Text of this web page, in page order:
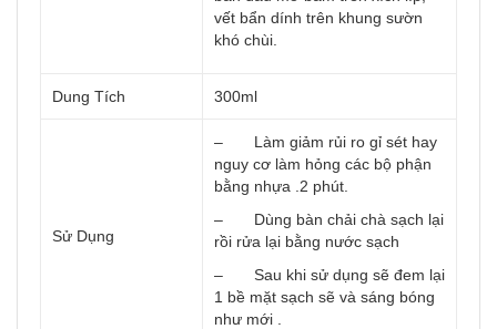
vết bẩn dính trên khung sườn
khó chùi.
Dung Tích 300ml
Sử Dụng
– Làm giảm rủi ro gỉ sét hay
nguy cơ làm hỏng các bộ phận
bằng nhựa .2 phút.
– Dùng bàn chải chà sạch lại
rồi rửa lại bằng nước sạch
– Sau khi sử dụng sẽ đem lại
1 bề mặt sạch sẽ và sáng bóng
như mới .